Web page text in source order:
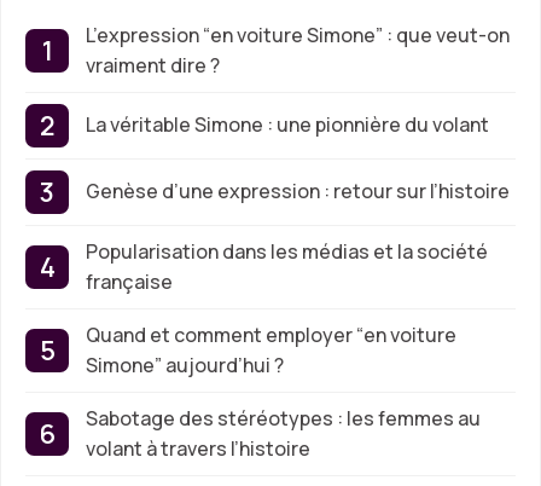
L’expression “en voiture Simone” : que veut-on
vraiment dire ?
La véritable Simone : une pionnière du volant
Genèse d’une expression : retour sur l’histoire
Popularisation dans les médias et la société
française
Quand et comment employer “en voiture
Simone” aujourd’hui ?
Sabotage des stéréotypes : les femmes au
volant à travers l’histoire